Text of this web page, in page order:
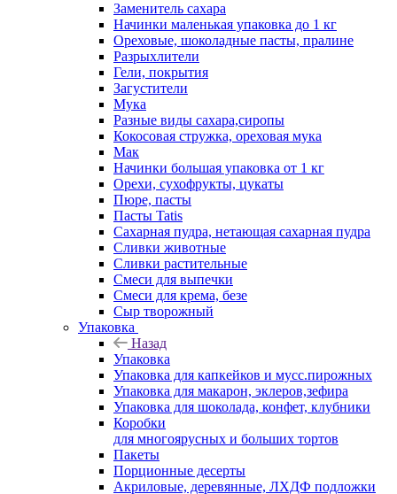
Заменитель сахара
Начинки маленькая упаковка до 1 кг
Ореховые, шоколадные пасты, пралине
Разрыхлители
Гели, покрытия
Загустители
Мука
Разные виды сахара,сиропы
Кокосовая стружка, ореховая мука
Мак
Начинки большая упаковка от 1 кг
Орехи, сухофрукты, цукаты
Пюре, пасты
Пасты Tatis
Сахарная пудра, нетающая сахарная пудра
Сливки животные
Сливки растительные
Смеси для выпечки
Смеси для крема, безе
Сыр творожный
Упаковка
Назад
Упаковка
Упаковка для капкейков и мусс.пирожных
Упаковка для макарон, эклеров,зефира
Упаковка для шоколада, конфет, клубники
Коробки
для многоярусных и больших тортов
Пакеты
Порционные десерты
Акриловые, деревянные, ЛХДФ подложки